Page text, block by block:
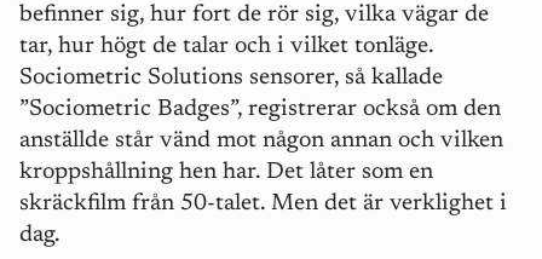
befinner sig, hur fort de rör sig, vilka vägar de
tar, hur högt de talar och i vilket tonläge.
Sociometric Solutions sensorer, så kallade
”Sociometric Badges”, registrerar också om den
anställde står vänd mot någon annan och vilken
kroppshållning hen har. Det låter som en
skräckfilm från 50-talet. Men det är verklighet i
dag.